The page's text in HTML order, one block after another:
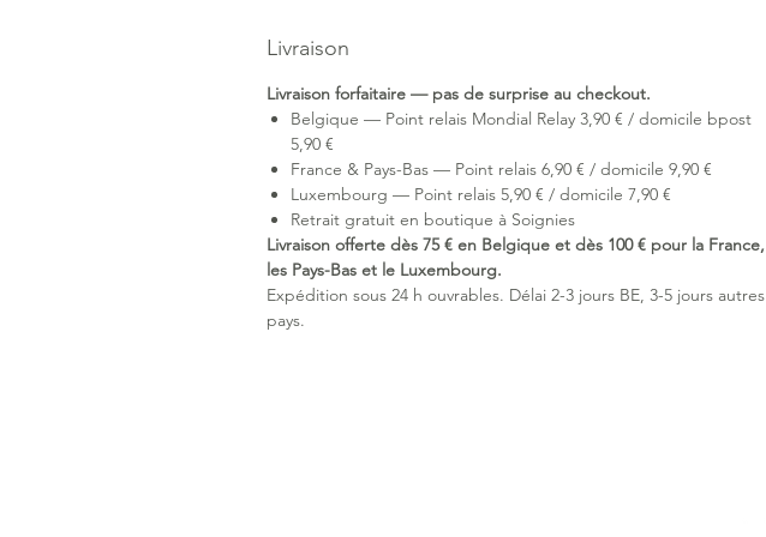
Livraison
Livraison forfaitaire — pas de surprise au checkout.
Belgique — Point relais Mondial Relay 3,90 € / domicile bpost
5,90 €
France & Pays-Bas — Point relais 6,90 € / domicile 9,90 €
Luxembourg — Point relais 5,90 € / domicile 7,90 €
Retrait gratuit en boutique à Soignies
Livraison offerte dès 75 € en Belgique et dès 100 € pour la France,
les Pays-Bas et le Luxembourg.
Expédition sous 24 h ouvrables. Délai 2-3 jours BE, 3-5 jours autres
pays.